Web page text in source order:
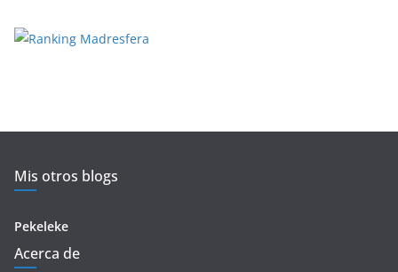
Mis otros blogs
Pekeleke
Acerca de